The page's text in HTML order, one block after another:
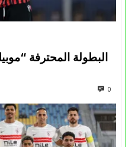
البطولة المحترفة
0